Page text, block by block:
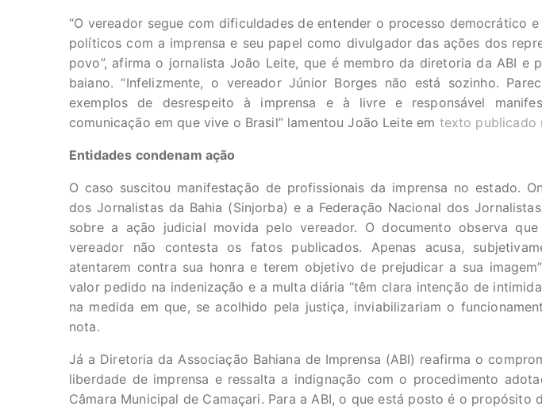
“O vereador segue com dificuldades de entender o processo democrático
políticos com a imprensa e seu papel como divulgador das ações dos
povo”, afirma o jornalista João Leite, que é membro da diretoria da ABI e
baiano. “Infelizmente, o vereador Júnior Borges não está sozinho.
exemplos de desrespeito à imprensa e à livre e responsável
comunicação em que vive o Brasil” lamentou João Leite em texto publicado
Entidades condenam ação
O caso suscitou manifestação de profissionais da imprensa no estado.
dos Jornalistas da Bahia (Sinjorba) e a Federação Nacional dos Jornalistas
sobre a ação judicial movida pelo vereador. O documento observa
vereador não contesta os fatos publicados. Apenas acusa,
atentarem contra sua honra e terem objetivo de prejudicar a sua
valor pedido na indenização e a multa diária “têm clara intenção de
na medida em que, se acolhido pela justiça, inviabilizariam o
nota.
Já a Diretoria da Associação Bahiana de Imprensa (ABI) reafirma o
liberdade de imprensa e ressalta a indignação com o procedimento
Câmara Municipal de Camaçari. Para a ABI, o que está posto é o propósito